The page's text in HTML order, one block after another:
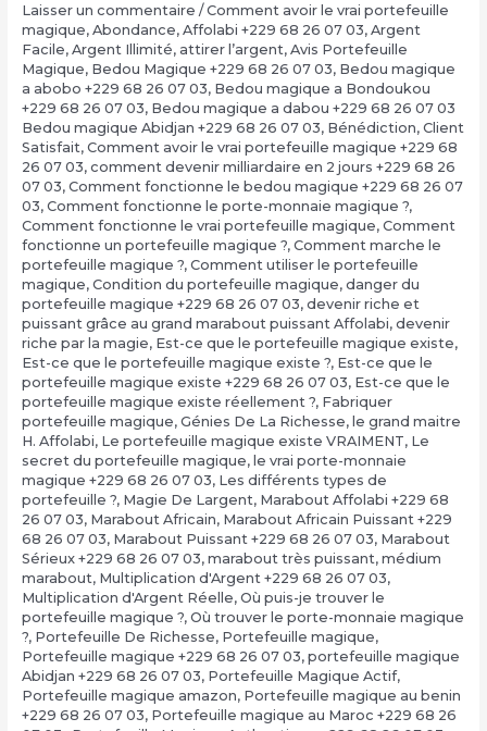
Laisser un commentaire /Comment avoir le vrai portefeuille
magique, Abondance, Affolabi +229 68 26 07 03, Argent
Facile, Argent Illimité, attirer l’argent, Avis Portefeuille
Magique, Bedou Magique +229 68 26 07 03, Bedou magique
a abobo +229 68 26 07 03, Bedou magique a Bondoukou
+229 68 26 07 03, Bedou magique a dabou +229 68 26 07 03
Bedou magique Abidjan +229 68 26 07 03, Bénédiction, Client
Satisfait, Comment avoir le vrai portefeuille magique +229 68
26 07 03, comment devenir milliardaire en 2 jours +229 68 26
07 03, Comment fonctionne le bedou magique +229 68 26 07
03, Comment fonctionne le porte-monnaie magique ?,
Comment fonctionne le vrai portefeuille magique, Comment
fonctionne un portefeuille magique ?, Comment marche le
portefeuille magique ?, Comment utiliser le portefeuille
magique, Condition du portefeuille magique, danger du
portefeuille magique +229 68 26 07 03, devenir riche et
puissant grâce au grand marabout puissant Affolabi, devenir
riche par la magie, Est-ce que le portefeuille magique existe,
Est-ce que le portefeuille magique existe ?, Est-ce que le
portefeuille magique existe +229 68 26 07 03, Est-ce que le
portefeuille magique existe réellement ?, Fabriquer
portefeuille magique, Génies De La Richesse, le grand maitre
H. Affolabi, Le portefeuille magique existe VRAIMENT, Le
secret du portefeuille magique, le vrai porte-monnaie
magique +229 68 26 07 03, Les différents types de
portefeuille ?, Magie De Largent, Marabout Affolabi +229 68
26 07 03, Marabout Africain, Marabout Africain Puissant +229
68 26 07 03, Marabout Puissant +229 68 26 07 03, Marabout
Sérieux +229 68 26 07 03, marabout très puissant, médium
marabout, Multiplication d'Argent +229 68 26 07 03,
Multiplication d'Argent Réelle, Où puis-je trouver le
portefeuille magique ?, Où trouver le porte-monnaie magique
?, Portefeuille De Richesse, Portefeuille magique,
Portefeuille magique +229 68 26 07 03, portefeuille magique
Abidjan +229 68 26 07 03, Portefeuille Magique Actif,
Portefeuille magique amazon, Portefeuille magique au benin
+229 68 26 07 03, Portefeuille magique au Maroc +229 68 26